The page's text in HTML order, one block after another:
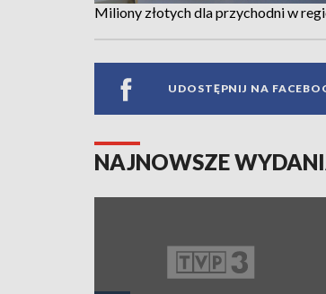
Miliony złotych dla przychodni w
UDOSTĘPNIJ NA
NAJNOWSZE